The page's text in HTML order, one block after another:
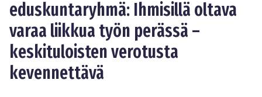
eduskuntaryhmä: Ihmisillä oltava
varaa liikkua työn perässä –
keskituloisten verotusta
kevennettävä